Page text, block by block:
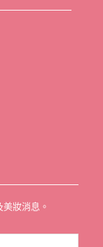
妝消息。